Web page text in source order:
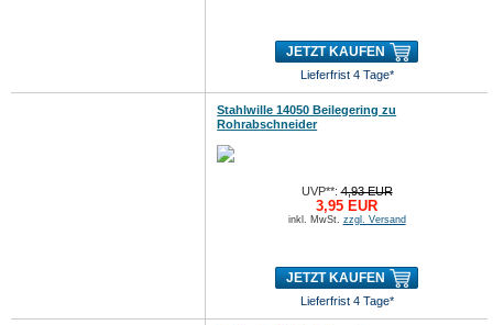
JETZT KAUFEN
Lieferfrist 4 Tage*
Stahlwille 14050 Beilegering zu
Rohrabschneider
UVP**:4,93 EUR
3,95 EUR
inkl. MwSt. zzgl. Versand
JETZT KAUFEN
Lieferfrist 4 Tage*